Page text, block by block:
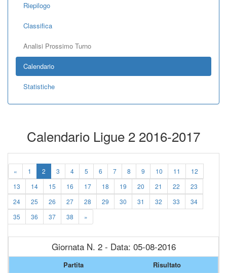
Riepilogo
Classifica
Analisi Prossimo Turno
Calendario
Statistiche
Calendario Ligue 2 2016-2017
« 1 2 3 4 5 6 7 8 9 10 11
12
13
14 15 16 17 18 19 20 21 22
23
24
25 26 27 28 29 30 31 32 33
34
35
36 37 38 »
Giornata N. 2 - Data: 05-08-2016
Partita
Risultato